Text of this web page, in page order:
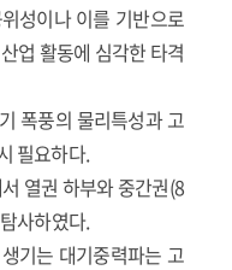
성이나 이를 기반으로
업 활동에 심각한 타격
폭풍의 물리특성과 고
필요하다.
열권 하부와 중간권(8
사하였다.
기는 대기중력파는 고